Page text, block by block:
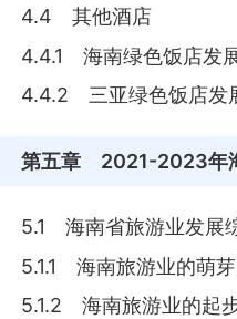
4.4 其他酒店
4.4.1 海南绿色饭店发
4.4.2 三亚绿色饭店发
第五章 2021-2023年
5.1 海南省旅游业发展
5.1.1 海南旅游业的萌
5.1.2 海南旅游业的起